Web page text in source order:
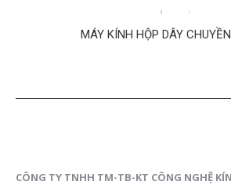
MÁY KÍNH HỘP DÂY
CÔNG TY TNHH TM-TB-KT CÔNG NGHỆ